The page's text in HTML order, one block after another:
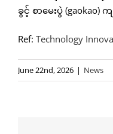
ခွင့် စာမေးပွဲ
Ref: Technology
June 22nd, 2026 | News